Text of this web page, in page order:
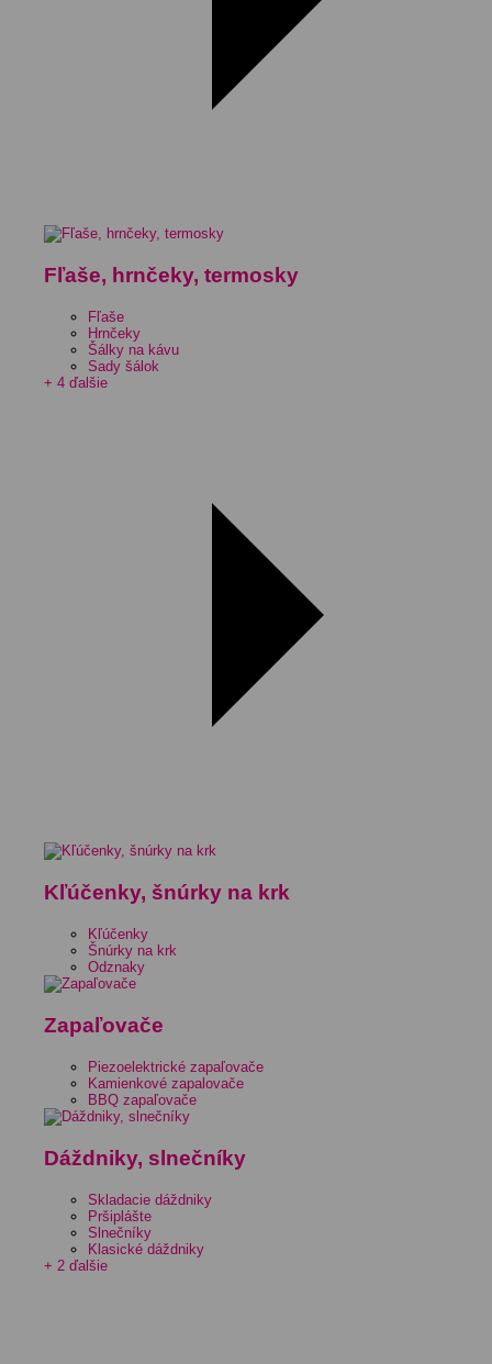
Fľaše, hrnčeky, termosky
Fľaše
Hrnčeky
Šálky na kávu
Sady šálok
+ 4 ďalšie
Kľúčenky, šnúrky na krk
Kľúčenky
Šnúrky na krk
Odznaky
Zapaľovače
Piezoelektrické zapaľovače
Kamienkové zapalovače
BBQ zapaľovače
Dáždniky, slnečníky
Skladacie dáždniky
Pršiplášte
Slnečníky
Klasické dáždniky
+ 2 ďalšie